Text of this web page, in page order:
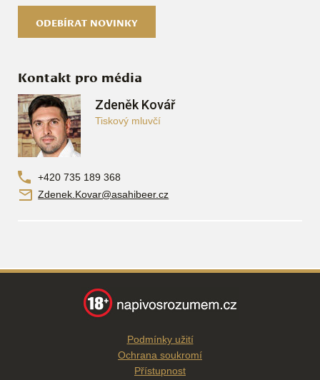
ODEBÍRAT NOVINKY
Kontakt pro média
Zdeněk Kovář
Tiskový mluvčí
+420 735 189 368
Zdenek.Kovar@asahibeer.cz
Podmínky užití
Ochrana soukromí
Přístupnost